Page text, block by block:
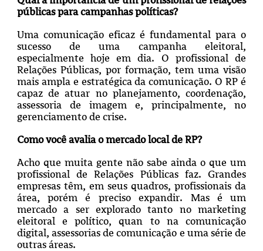
públicas para campanhas políticas?
Uma comunicação eficaz é fundamental para o
sucesso de uma campanha eleitoral,
especialmente hoje em dia. O profissional de
Relações Públicas, por formação, tem uma visão
mais ampla e estratégica da comunicação. O RP é
capaz de atuar no planejamento, coordenação,
assessoria de imagem e, principalmente, no
gerenciamento de crise.
Como você avalia o mercado local de RP?
Acho que muita gente não sabe ainda o que um
profissional de Relações Públicas faz. Grandes
empresas têm, em seus quadros, profissionais da
área, porém é preciso expandir. Mas é um
mercado a ser explorado tanto no marketing
eleitoral e político, quan
to na comunicação
digital, assessorias de comunicação e uma série de
outras áreas.